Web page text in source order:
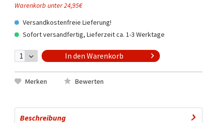
Warenkorb unter 24,95€
Versandkostenfreie Lieferung!
Sofort versandfertig, Lieferzeit ca. 1-3 Werktage
In den Warenkorb
Merken Bewerten
Beschreibung